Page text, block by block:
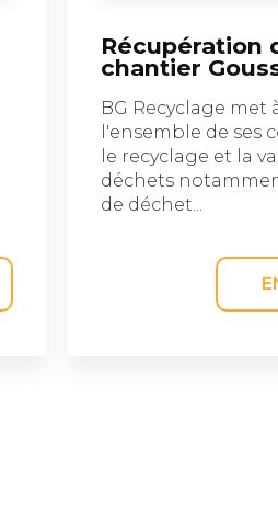
Récupération
chantier
BG Recyclage
l'ensemble de ses
le recyclage et la
déchets
de déchet...